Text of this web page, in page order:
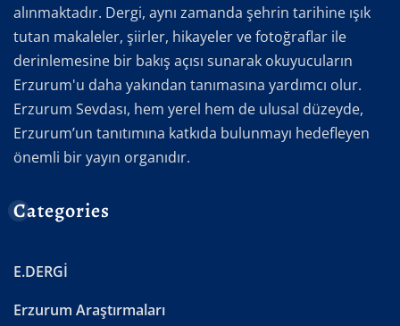
alınmaktadır. Dergi, aynı zamanda şehrin tarihine ışık
tutan makaleler, şiirler, hikayeler ve fotoğraflar ile
derinlemesine bir bakış açısı sunarak okuyucuların
Erzurum'u daha yakından tanımasına yardımcı olur.
Erzurum Sevdası, hem yerel hem de ulusal düzeyde,
Erzurum’un tanıtımına katkıda bulunmayı hedefleyen
önemli bir yayın organıdır.
Categories
E.DERGİ
Erzurum Araştırmaları